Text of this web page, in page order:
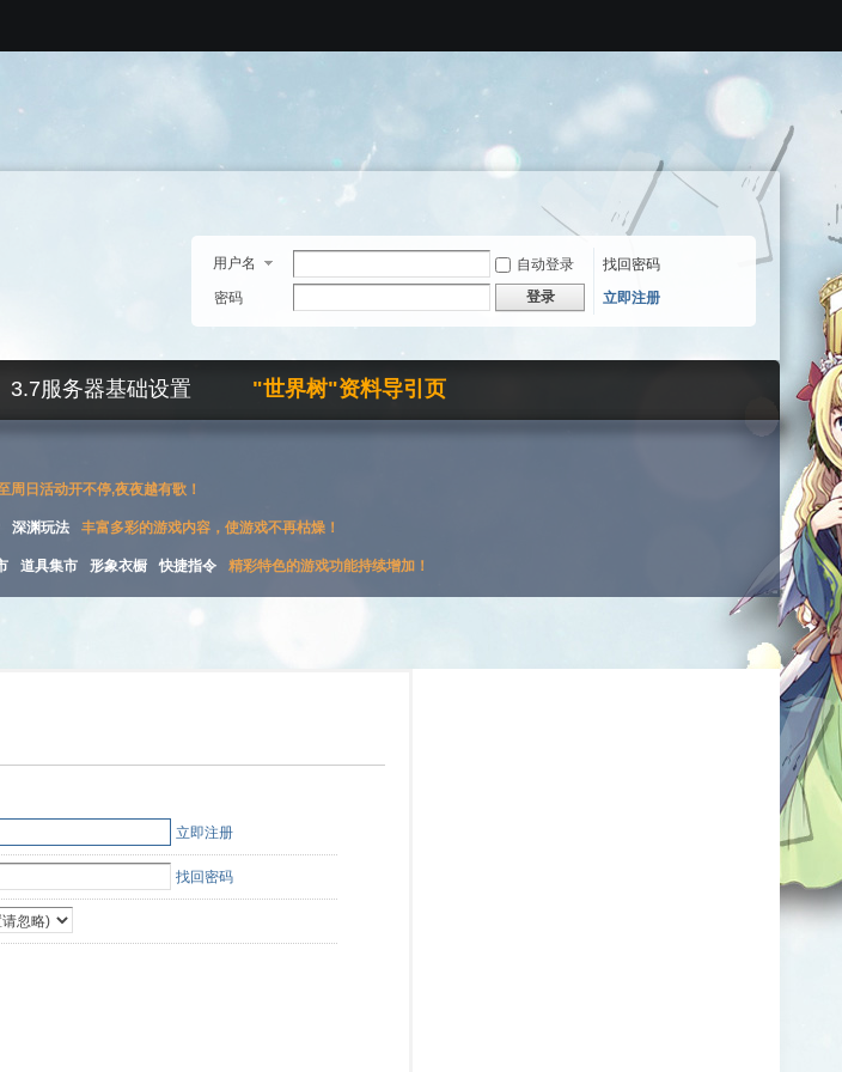
用户名 自动登录
找回密码
密码
登录 立即注册
3.7服务器基础设置 "世界树"资料导引页
周日活动开不停,夜夜越有歌！
深渊玩法 丰富多彩的游戏内容，使游戏不再枯燥！
道具集市 形象衣橱 快捷指令 精彩特色的游戏功能持续增加！
立即注册
找回密码